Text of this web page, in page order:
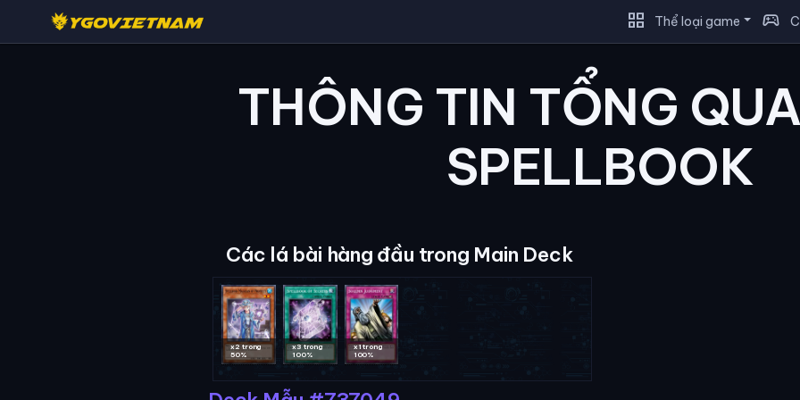
grid_view Thể loại game sports_esports
THÔNG TIN TỔNG
SPELLBOOK
Các lá bài hàng đầu trong Main Deck
x2 trong
50%
x3 trong
100%
x1 trong
100%